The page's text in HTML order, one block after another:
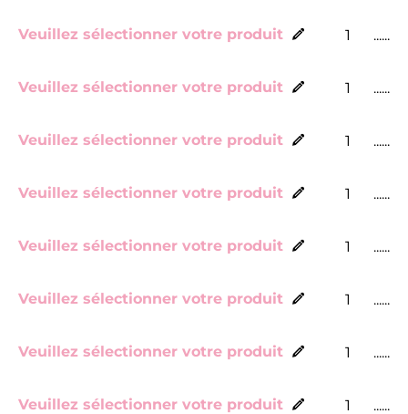
Veuillez sélectionner votre produit ......
Veuillez sélectionner votre produit ......
Veuillez sélectionner votre produit ......
Veuillez sélectionner votre produit ......
Veuillez sélectionner votre produit ......
Veuillez sélectionner votre produit ......
Veuillez sélectionner votre produit ......
Veuillez sélectionner votre produit ......